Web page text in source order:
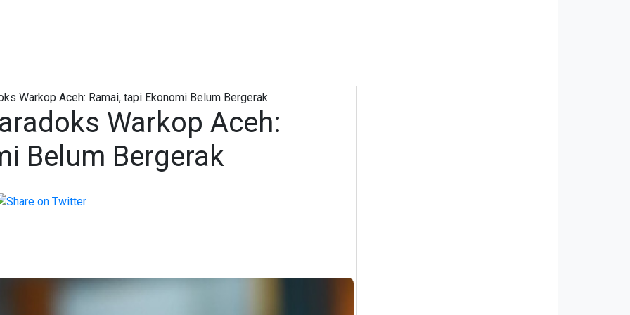
Warkop Aceh: Ramai, tapi Ekonomi Belum Bergerak
Warkop Aceh:
Belum Bergerak